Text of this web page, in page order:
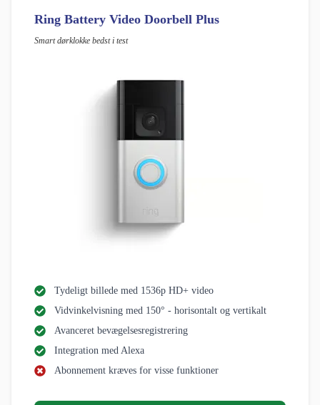
Ring Battery Video Doorbell Plus
Smart dørklokke bedst i test
Tydeligt billede med 1536p HD+ video
Vidvinkelvisning med 150° - horisontalt og vertikalt
Avanceret bevægelsesregistrering
Integration med Alexa
Abonnement kræves for visse funktioner